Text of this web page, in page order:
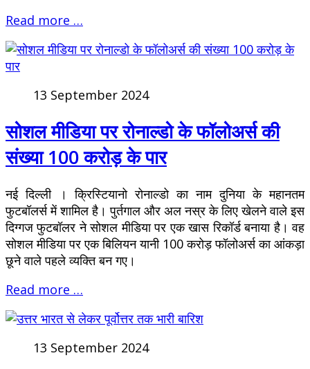
Read more …
13 September 2024
सोशल मीडिया पर रोनाल्डो के फॉलोअर्स की
संख्या 100 करोड़ के पार
नई दिल्ली । क्रिस्टियानो रोनाल्डो का नाम दुनिया के महानतम
फुटबॉलर्स में शामिल है। पुर्तगाल और अल नस्र के लिए खेलने वाले इस
दिग्गज फुटबॉलर ने सोशल मीडिया पर एक खास रिकॉर्ड बनाया है। वह
सोशल मीडिया पर एक बिलियन यानी 100 करोड़ फॉलोअर्स का आंकड़ा
छूने वाले पहले व्यक्ति बन गए।
Read more …
13 September 2024